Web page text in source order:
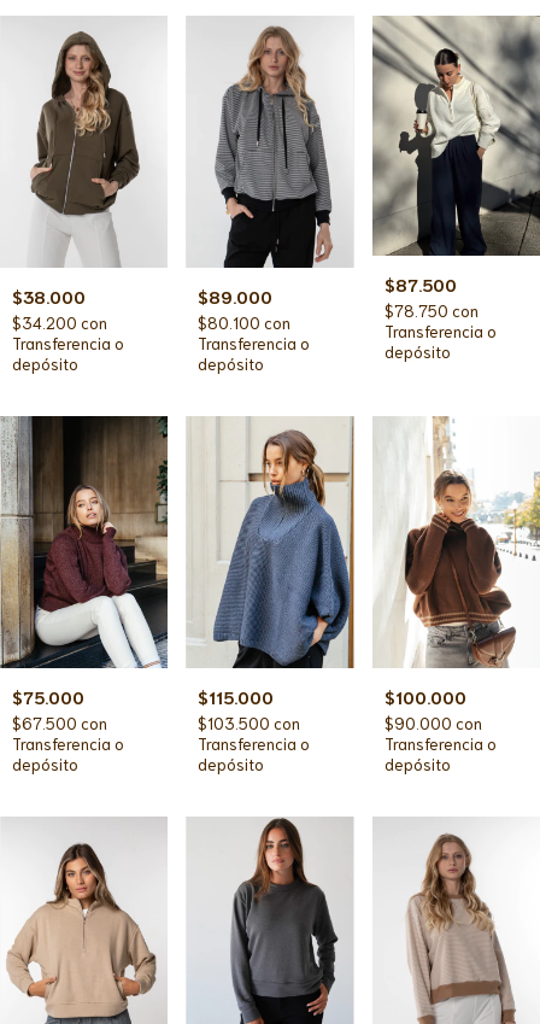
$38.000
$34.200 con
Transferencia o
depósito
$89.000
$80.100con
Transferencia o
depósito
$87.500
$78.750 con
Transferencia o
depósito
$75.000
$67.500 con
Transferencia o
depósito
$115.000
$103.500con
Transferencia o
depósito
$100.000
$90.000 con
Transferencia o
depósito